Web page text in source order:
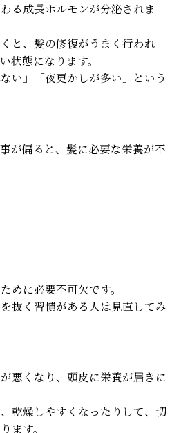
る成長ホルモンが分泌されま
と、髪の修復がうまく行われ
状態になります。
い」「夜更かしが多い」という
が偏ると、髪に必要な栄養が不
めに必要不可欠です。
抜く習慣がある人は見直してみ
悪くなり、頭皮に栄養が届きに
乾燥しやすくなったりして、切
ます。